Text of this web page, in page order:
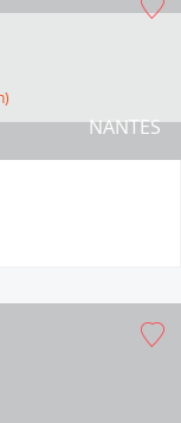
NANTES